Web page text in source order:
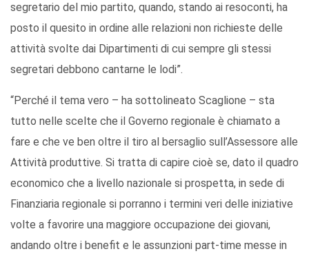
segretario del mio partito, quando, stando ai resoconti, ha
posto il quesito in ordine alle relazioni non richieste delle
attività svolte dai Dipartimenti di cui sempre gli stessi
segretari debbono cantarne le lodi”.
“Perché il tema vero – ha sottolineato Scaglione – sta
tutto nelle scelte che il Governo regionale è chiamato a
fare e che ve ben oltre il tiro al bersaglio sull’Assessore alle
Attività produttive. Si tratta di capire cioè se, dato il quadro
economico che a livello nazionale si prospetta, in sede di
Finanziaria regionale si porranno i termini veri delle iniziative
volte a favorire una maggiore occupazione dei giovani,
andando oltre i benefit e le assunzioni part-time messe in